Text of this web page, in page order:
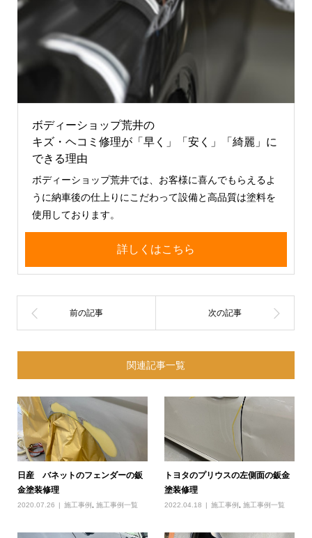
ボディーショップ荒井の
キズ・ヘコミ修理が「早く」「安く」「綺麗」に
できる理由
ボディーショップ荒井では、お客様に喜んでもらえるよ
うに納車後の仕上りにこだわって設備と高品質は塗料を
使用しております。
詳しくはこちら
関連記事一覧
日産 バネットのフェンダーの鈑
金塗装修理
2020.07.26 施工事例 , 施工事例一覧
トヨタのプリウスの左側面の鈑金
塗装修理
2022.04.18 施工事例 ,施工事例一覧